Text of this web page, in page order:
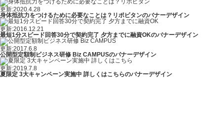
更新:2020.4.28
身体抵抗力をつけるために必要なことは？リポビタンのバナーデザイン
更新:2016.12.21
最短1分スピード回答30分で契約完了 夕方までに融資OKのバナーデザイン
更新:2017.6.8
公開型定額制ビジネス研修 Biz CAMPUSのバナーデザイン
更新:2019.7.8
夏限定 3大キャンペーン実施中 詳しくはこちらのバナーデザイン